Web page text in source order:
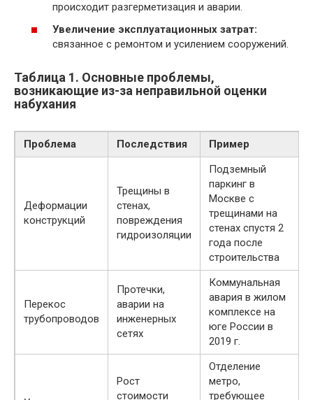
происходит разгерметизация и аварии.
Увеличение эксплуатационных затрат:
связанное с ремонтом и усилением сооружений.
Таблица 1. Основные проблемы,
возникающие из-за неправильной оценки
набухания
Проблема Последствия Пример
Деформации
конструкций
Трещины в
стенах,
повреждения
гидроизоляции
Подземный
паркинг в
Москве с
трещинами на
стенах спустя 2
года после
строительства
Перекос
трубопроводов
Протечки,
аварии на
инженерных
сетях
Коммунальная
авария в жилом
комплексе на
юге России в
2019 г.
Рост
стоимости
Отделение
метро,
требующее